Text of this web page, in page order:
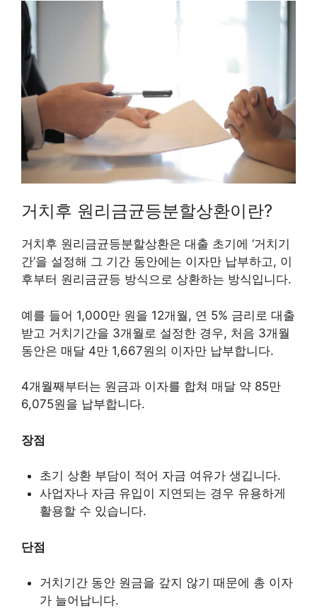
거치후 원리금균등분할상환이란?
거치후 원리금균등분할상환은 대출 초기에 ‘거치기
간’을 설정해 그 기간 동안에는 이자만 납부하고, 이
후부터 원리금균등 방식으로 상환하는 방식입니다.
예를 들어 1,000만 원을 12개월, 연 5% 금리로 대출
받고 거치기간을 3개월로 설정한 경우, 처음 3개월
동안은 매달 4만 1,667원의 이자만 납부합니다.
4개월째부터는 원금과 이자를 합쳐 매달 약 85만
6,075원을 납부합니다.
장점
초기 상환 부담이 적어 자금 여유가 생깁니다.
사업자나 자금 유입이 지연되는 경우 유용하게
활용할 수 있습니다.
단점
거치기간 동안 원금을 갚지 않기 때문에 총 이자
가 늘어납니다.